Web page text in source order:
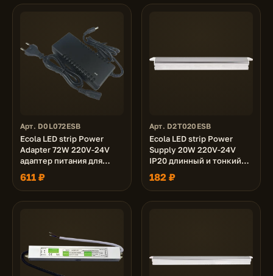
Арт. D0L072ESB
Ecola LED strip Power
Adapter 72W 220V-24V
адаптер питания для
светодиодной ленты
(провод с вилкой)
611 ₽
Арт. D2T020ESB
Ecola LED strip Power
Supply 20W 220V-24V
IP20 длинный и тонкий
блок питания для
светодиодной ленты
182 ₽